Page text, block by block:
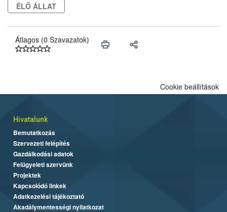
ÉLŐ ÁLLAT
Átlagos (0 Szavazatok)
Cookie beállítások
Hivatalunk
Bemutatkozás
Szervezeti felépítés
Gazdálkodási adatok
Felügyeleti szervünk
Projektek
Kapcsolódó linkek
Adatkezelési tájékoztató
Akadálymentességi nyilatkozat